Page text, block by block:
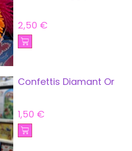
2,50 €
Confettis Diamant Or
1,50 €